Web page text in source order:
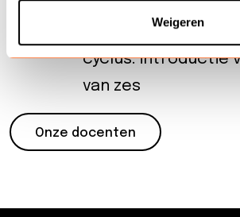
Weigeren
De organisatie van
cyclus: introductie
van zes
Onze docenten